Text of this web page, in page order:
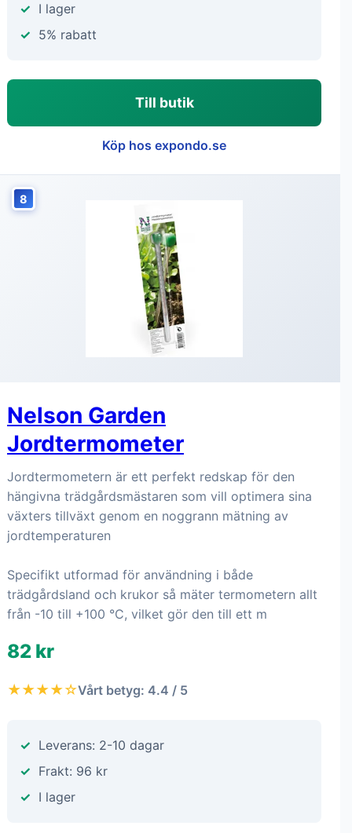
I lager
5% rabatt
Till butik
Köp hos expondo.se
8
Nelson Garden
Jordtermometer
Jordtermometern är ett perfekt redskap för den
hängivna trädgårdsmästaren som vill optimera sina
växters tillväxt genom en noggrann mätning av
jordtemperaturen
Specifikt utformad för användning i både
trädgårdsland och krukor så mäter termometern allt
från -10 till +100 °C, vilket gör den till ett m
82 kr
★★★★☆Vårt betyg: 4.4 / 5
Leverans: 2-10 dagar
Frakt: 96 kr
I lager